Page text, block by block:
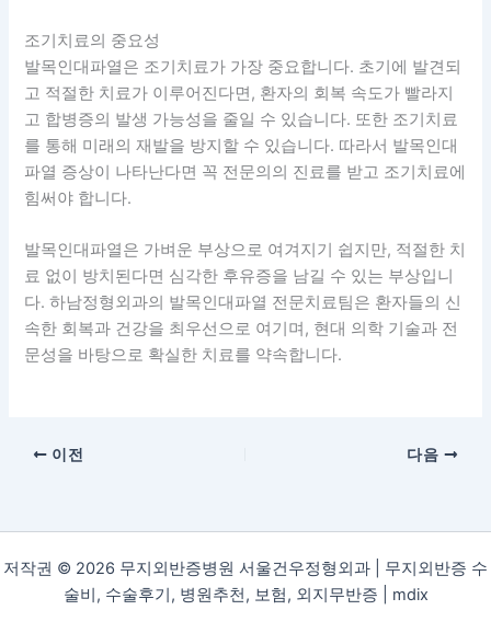
조기치료의 중요성
발목인대파열은 조기치료가 가장 중요합니다. 초기에 발견되
고 적절한 치료가 이루어진다면, 환자의 회복 속도가 빨라지
고 합병증의 발생 가능성을 줄일 수 있습니다. 또한 조기치료
를 통해 미래의 재발을 방지할 수 있습니다. 따라서 발목인대
파열 증상이 나타난다면 꼭 전문의의 진료를 받고 조기치료에
힘써야 합니다.
발목인대파열은 가벼운 부상으로 여겨지기 쉽지만, 적절한 치
료 없이 방치된다면 심각한 후유증을 남길 수 있는 부상입니
다. 하남정형외과의 발목인대파열 전문치료팀은 환자들의 신
속한 회복과 건강을 최우선으로 여기며, 현대 의학 기술과 전
문성을 바탕으로 확실한 치료를 약속합니다.
이전 다음
저작권 © 2026 무지외반증병원 서울건우정형외과 | 무지외반증 수
술비, 수술후기, 병원추천, 보험, 외지무반증 | mdix